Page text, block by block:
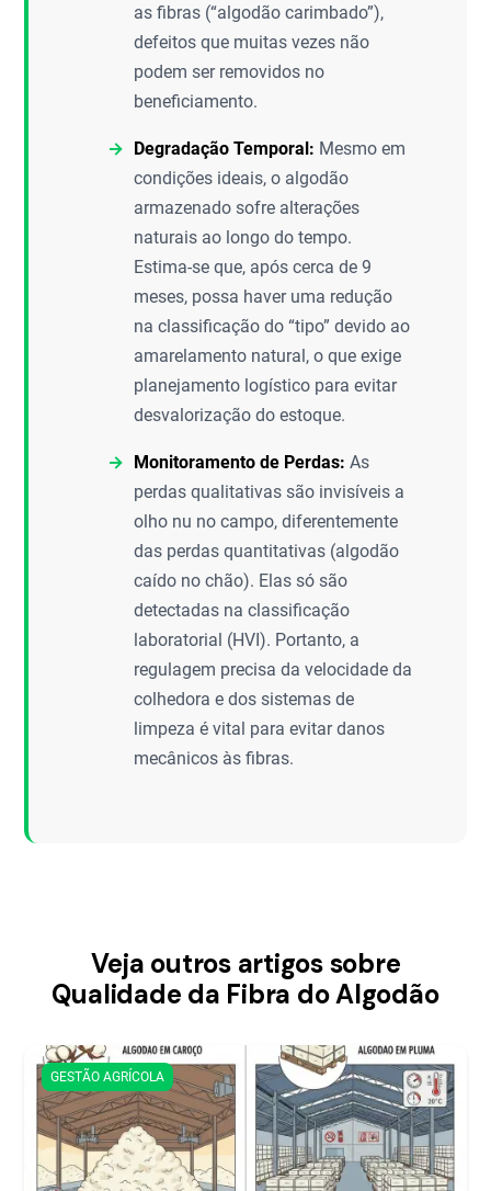
as fibras (“algodão carimbado”),
defeitos que muitas vezes não
podem ser removidos no
beneficiamento.
Degradação Temporal: Mesmo em
condições ideais, o algodão
armazenado sofre alterações
naturais ao longo do tempo.
Estima-se que, após cerca de 9
meses, possa haver uma redução
na classificação do “tipo” devido ao
amarelamento natural, o que exige
planejamento logístico para evitar
desvalorização do estoque.
Monitoramento de Perdas: As
perdas qualitativas são invisíveis a
olho nu no campo, diferentemente
das perdas quantitativas (algodão
caído no chão). Elas só são
detectadas na classificação
laboratorial (HVI). Portanto, a
regulagem precisa da velocidade da
colhedora e dos sistemas de
limpeza é vital para evitar danos
mecânicos às fibras.
Veja outros artigos sobre
Qualidade da Fibra do Algodão
GESTÃO AGRÍCOLA